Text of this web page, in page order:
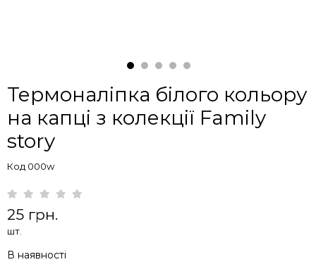
Термоналіпка білого кольору
на капці з колекції Family
story
Код 000w
25 грн.
шт.
В наявності